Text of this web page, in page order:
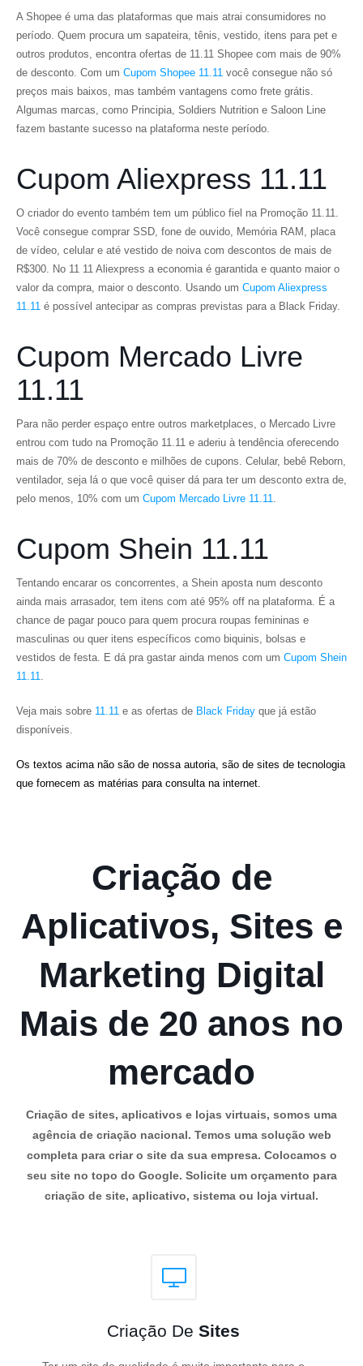
A Shopee é uma das plataformas que mais atrai consumidores no
período. Quem procura um sapateira, tênis, vestido, itens para pet e
outros produtos, encontra ofertas de 11.11 Shopee com mais de 90%
de desconto. Com um Cupom Shopee 11.11 você consegue não só
preços mais baixos, mas também vantagens como frete grátis.
Algumas marcas, como Principia, Soldiers Nutrition e Saloon Line
fazem bastante sucesso na plataforma neste período.
Cupom Aliexpress 11.11
O criador do evento também tem um público fiel na Promoção 11.11.
Você consegue comprar SSD, fone de ouvido, Memória RAM, placa
de vídeo, celular e até vestido de noiva com descontos de mais de
R$300. No 11 11 Aliexpress a economia é garantida e quanto maior o
valor da compra, maior o desconto. Usando um Cupom Aliexpress
11.11 é possível antecipar as compras previstas para a Black Friday.
Cupom Mercado Livre
11.11
Para não perder espaço entre outros marketplaces, o Mercado Livre
entrou com tudo na Promoção 11.11 e aderiu à tendência oferecendo
mais de 70% de desconto e milhões de cupons. Celular, bebê Reborn,
ventilador, seja lá o que você quiser dá para ter um desconto extra de,
pelo menos, 10% com um Cupom Mercado Livre 11.11.
Cupom Shein 11.11
Tentando encarar os concorrentes, a Shein aposta num desconto
ainda mais arrasador, tem itens com até 95% off na plataforma. É a
chance de pagar pouco para quem procura roupas femininas e
masculinas ou quer itens específicos como biquinis, bolsas e
vestidos de festa. E dá pra gastar ainda menos com um Cupom Shein
11.11.
Veja mais sobre 11.11 e as ofertas de Black Friday que já estão
disponíveis.
Os textos acima não são de nossa autoria, são de sites de tecnologia
que fornecem as matérias para consulta na internet.
Criação de
Aplicativos, Sites e
Marketing Digital
Mais de 20 anos no
mercado
Criação de sites, aplicativos e lojas virtuais, somos uma
agência de criação nacional. Temos uma solução web
completa para criar o site da sua empresa. Colocamos o
seu site no topo do Google. Solicite um orçamento para
criação de site, aplicativo, sistema ou loja virtual.
Criação De Sites